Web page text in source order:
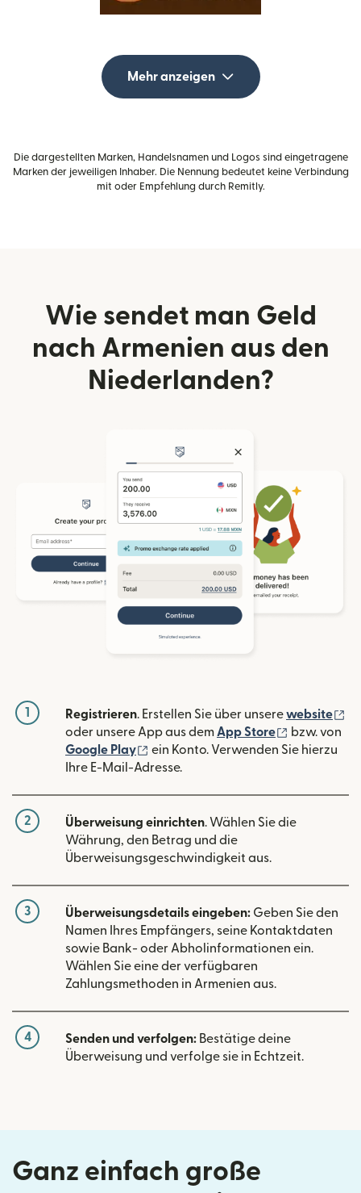
Mehr anzeigen
Die dargestellten Marken, Handelsnamen und Logos sind eingetragene
Marken der jeweiligen Inhaber. Die Nennung bedeutet keine Verbindung
mit oder Empfehlung durch Remitly.
Wie sendet man Geld
nach Armenien aus den
Niederlanden?
1 Registrieren. Erstellen Sie über unserewebsite
oder unsere App aus dem App Store (wird in
bzw. von
Google Play
(wird in einem neuen Fenster
ein Konto. Verwenden Sie hierzu
Ihre E-Mail-Adresse.
2 Überweisung einrichten. Wählen Sie die
Währung, den Betrag und die
Überweisungsgeschwindigkeit aus.
3 Überweisungsdetails eingeben: Geben Sie den
Namen Ihres Empfängers, seine Kontaktdaten
sowie Bank- oder Abholinformationen ein.
Wählen Sie eine der verfügbaren
Zahlungsmethoden in Armenien aus.
4 Senden und verfolgen: Bestätige deine
Überweisung und verfolge sie in Echtzeit.
Ganz einfach große